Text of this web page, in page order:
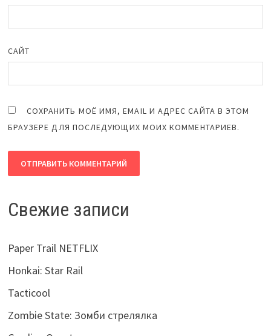
САЙТ
СОХРАНИТЬ МОЁ ИМЯ, EMAIL И АДРЕС САЙТА В ЭТОМ
БРАУЗЕРЕ ДЛЯ ПОСЛЕДУЮЩИХ МОИХ КОММЕНТАРИЕВ.
Свежие записи
Paper Trail NETFLIX
Honkai: Star Rail
Tacticool
Zombie State: Зомби стрелялка